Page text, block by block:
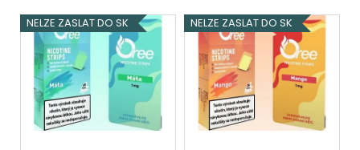
V
ý
NELZE ZASLAT DO SK NELZE ZASLAT DO SK